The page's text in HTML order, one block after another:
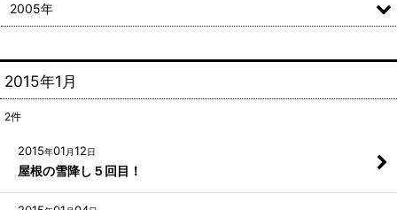
2015年1月
2件
2015年01 月12日
屋根の雪降し５回目！
2005年